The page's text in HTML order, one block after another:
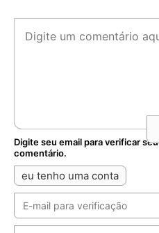
Digite seu email para verificar seu
comentário.
eu tenho uma conta